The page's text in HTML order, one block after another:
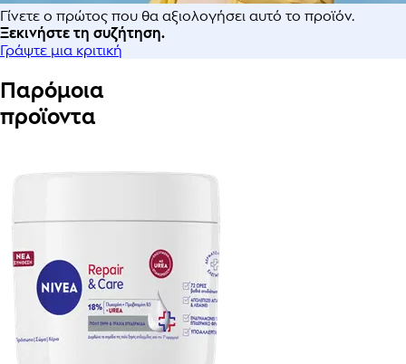
Γίνετε ο πρώτος που θα αξιολογήσει αυτό το προϊόν.
Ξεκινήστε τη συζήτηση.
Γράψτε μια κριτική
Παρόμοια
προϊοντα